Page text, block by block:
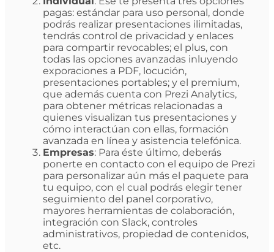
pagas: estándar para uso personal, donde
podrás realizar presentaciones ilimitadas,
tendrás control de privacidad y enlaces
para compartir revocables; el plus, con
todas las opciones avanzadas inluyendo
exporaciones a PDF, locución,
presentaciones portables; y el premium,
que además cuenta con Prezi Analytics,
para obtener métricas relacionadas a
quienes visualizan tus presentaciones y
cómo interactúan con ellas, formación
avanzada en línea y asistencia telefónica.
Empresas: Para éste último, deberás
ponerte en contacto con el equipo de Prezi
para personalizar aún más el paquete para
tu equipo, con el cual podrás elegir tener
seguimiento del panel corporativo,
mayores herramientas de colaboración,
integración con Slack, controles
administrativos, propiedad de contenidos,
etc.